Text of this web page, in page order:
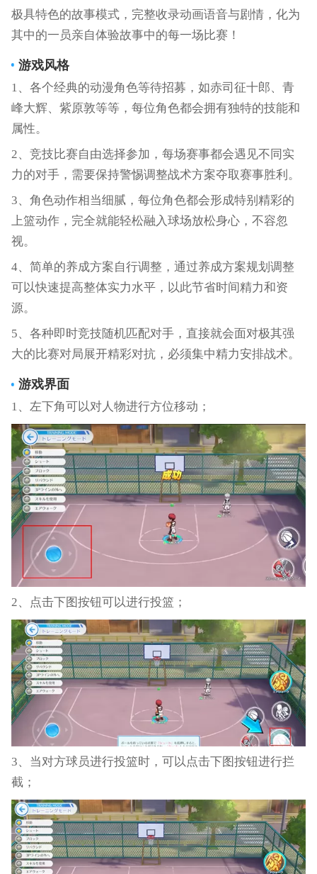
极具特色的故事模式，完整收录动画语音与剧情，化为
其中的一员亲自体验故事中的每一场比赛！
游戏风格
1、各个经典的动漫角色等待招募，如赤司征十郎、青
峰大辉、紫原敦等等，每位角色都会拥有独特的技能和
属性。
2、竞技比赛自由选择参加，每场赛事都会遇见不同实
力的对手，需要保持警惕调整战术方案夺取赛事胜利。
3、角色动作相当细腻，每位角色都会形成特别精彩的
上篮动作，完全就能轻松融入球场放松身心，不容忽
视。
4、简单的养成方案自行调整，通过养成方案规划调整
可以快速提高整体实力水平，以此节省时间精力和资
源。
5、各种即时竞技随机匹配对手，直接就会面对极其强
大的比赛对局展开精彩对抗，必须集中精力安排战术。
游戏界面
1、左下角可以对人物进行方位移动；
2、点击下图按钮可以进行投篮；
3、当对方球员进行投篮时，可以点击下图按钮进行拦
截；